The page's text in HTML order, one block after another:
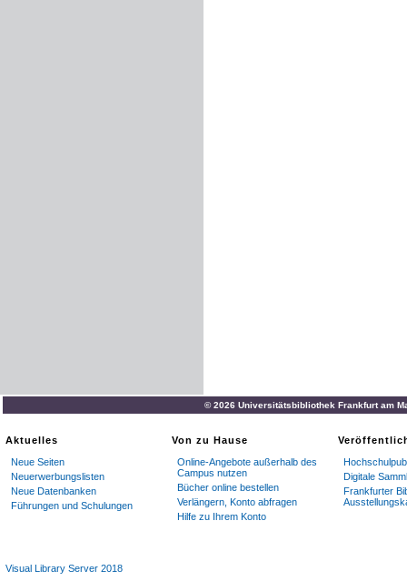
© 2026 Universitätsbibliothek Frankfurt am
Aktuelles
Neue Seiten
Neuerwerbungslisten
Neue Datenbanken
Führungen und Schulungen
Von zu Hause
Online-Angebote außerhalb des
Campus nutzen
Bücher online bestellen
Verlängern, Konto abfragen
Hilfe zu Ihrem Konto
Digitale
Frankfurter
Visual Library Server 2018